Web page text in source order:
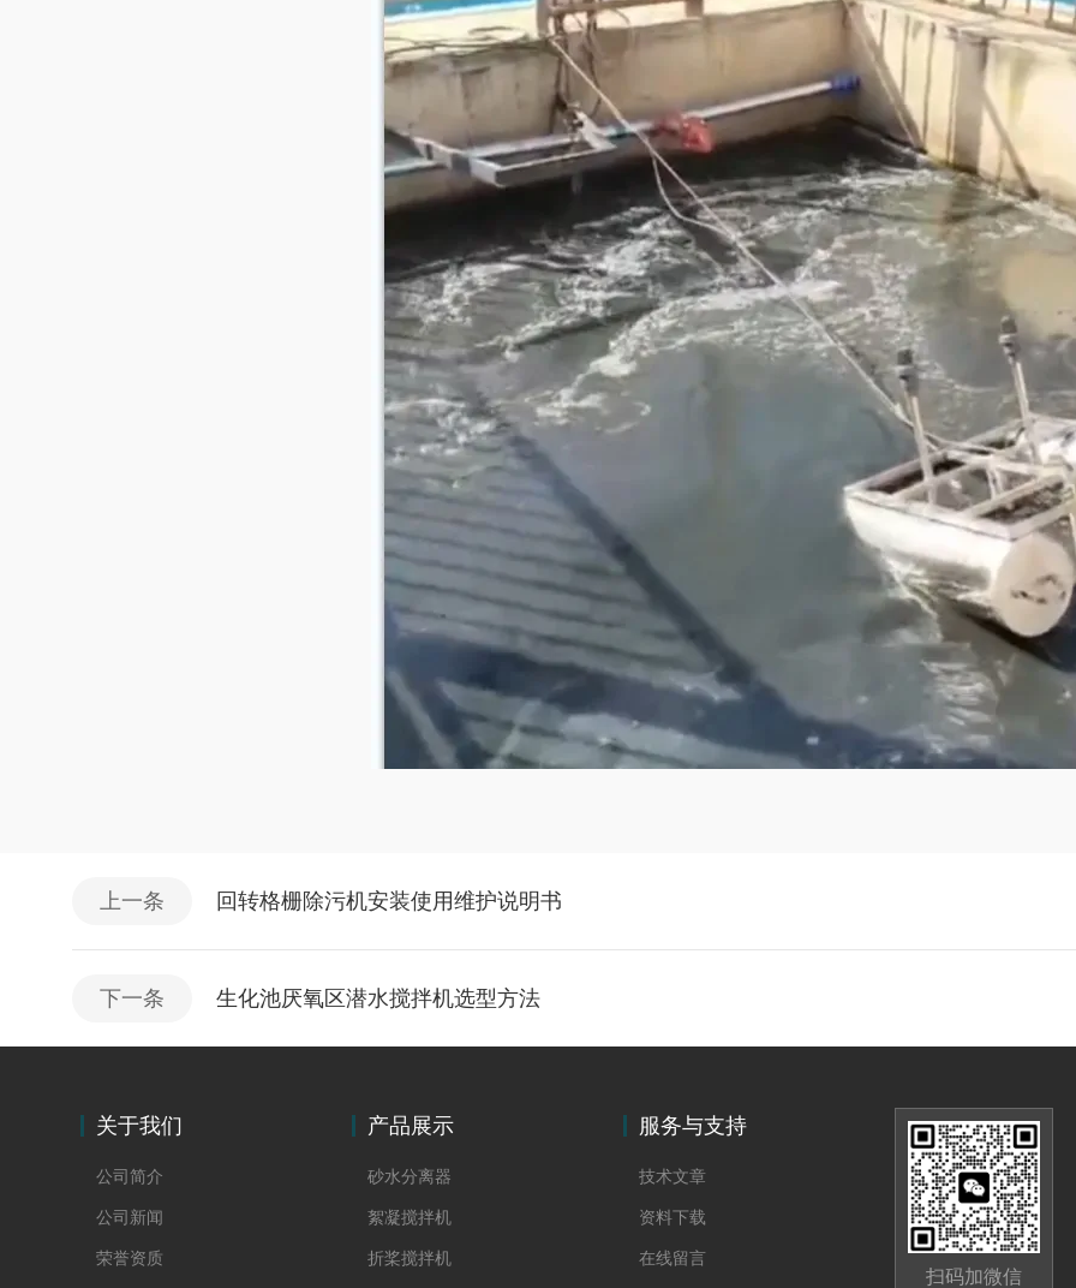
上一条 回转格栅除污机安装使用维护说明书
下一条 生化池厌氧区潜水搅拌机选型方法
关于我们
公司简介
公司新闻
荣誉资质
产品展示
砂水分离器
絮凝搅拌机
折桨搅拌机
服务与支持
技术文章
资料下载
在线留言
扫码加微信